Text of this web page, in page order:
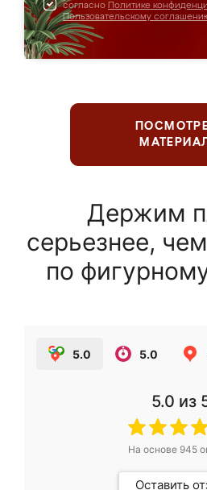
согласно Политике
Пользовательскому
Держим
серьезнее,
по
5.0 5.0
5.0 из
На основе 945
Оставить